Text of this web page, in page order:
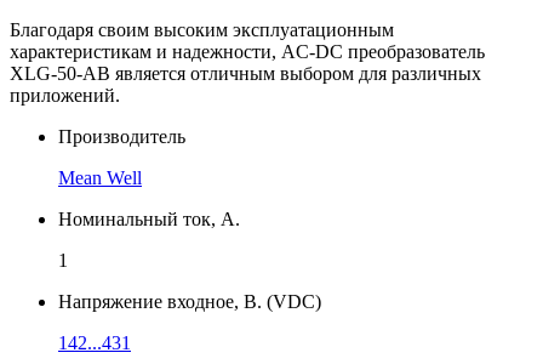
Благодаря своим высоким эксплуатационным
характеристикам и надежности, AC-DC преобразователь
XLG-50-AB является отличным выбором для различных
приложений.
Производитель
Mean Well
Номинальный ток, А.
1
Напряжение входное, В. (VDC)
142...431